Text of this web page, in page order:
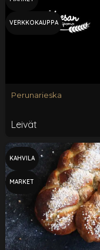
VERKKOKAUPPA
Perunarieska
Leivät
KAHVILA
MARKET